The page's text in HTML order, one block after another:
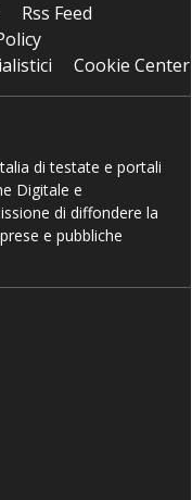
Rss Feed
Cookie Center
di testate e portali
Digitale e
di diffondere la
e pubbliche